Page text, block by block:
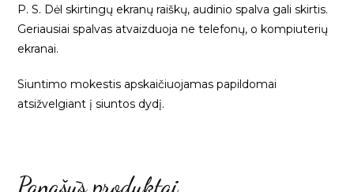
P. S. Dėl skirtingų ekranų raiškų, audinio spalva gali skirtis.
Geriausiai spalvas atvaizduoja ne telefonų, o kompiuterių
ekranai.
Siuntimo mokestis apskaičiuojamas papildomai
atsižvelgiant į siuntos dydį.
Panašūs produktai